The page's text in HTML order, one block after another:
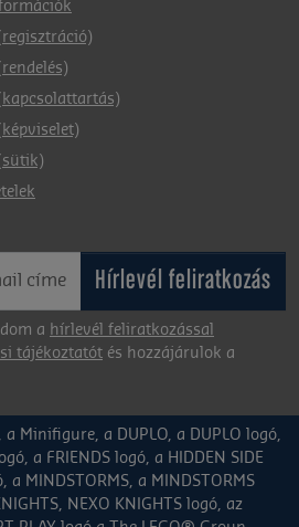
Hírlevél feliratkozás
a hírlevél feliratkozással
tájékoztatót és hozzájárulok a
Minifigure, a DUPLO, a DUPLO logó,
a FRIENDS logó, a HIDDEN SIDE
a MINDSTORMS, a MINDSTORMS
NEXO KNIGHTS logó, az